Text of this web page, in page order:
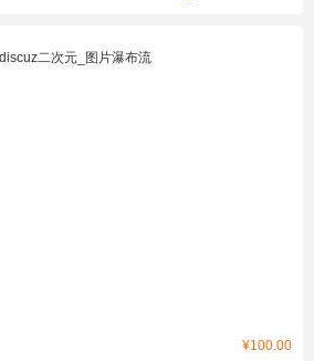
¥100.00